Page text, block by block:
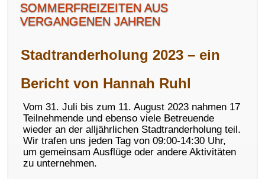
SOMMERFREIZEITEN AUS
VERGANGENEN JAHREN
Stadtranderholung 2023 – ein
Bericht von Hannah Ruhl
Vom 31. Juli bis zum 11. August 2023 nahmen 17
Teilnehmende und ebenso viele Betreuende
wieder an der alljährlichen Stadtranderholung teil.
Wir trafen uns jeden Tag von 09:00-14:30 Uhr,
um gemeinsam Ausflüge oder andere Aktivitäten
zu unternehmen.